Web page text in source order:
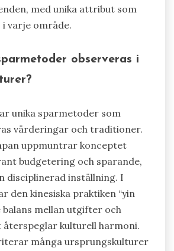
med unika attribut som
varje område.
observeras i
unika sparmetoder som
värderingar och traditioner.
uppmuntrar konceptet
budgetering och sparande,
disciplinerad inställning. I
den kinesiska praktiken “yin
balans mellan utgifter och
återspeglar kulturell harmoni.
många ursprungskulturer